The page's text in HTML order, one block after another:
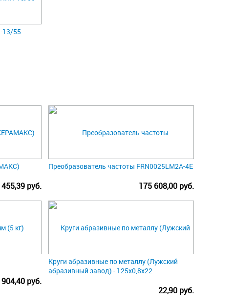
13/55
455,39 руб.
Преобразователь частоты FRN0025LM2A-4E
175 608,00 руб.
904,40 руб.
Круги абразивные по металлу (Лужский
абразивный завод) - 125х0,8х22
22,90 руб.